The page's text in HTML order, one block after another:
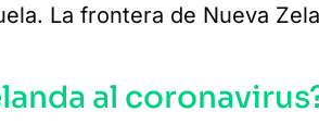
La frontera de Nueva
al